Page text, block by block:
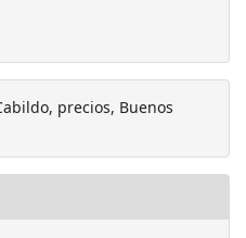
precios, Buenos